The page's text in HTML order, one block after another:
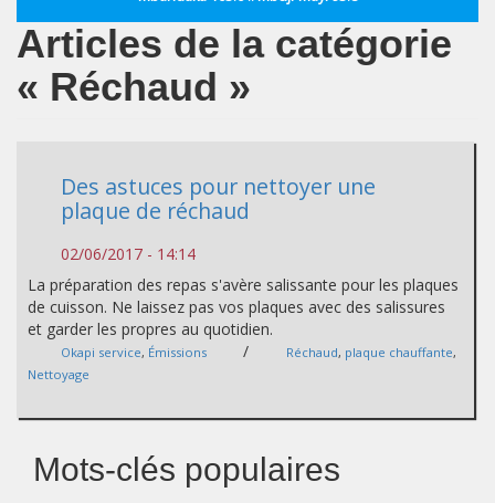
Articles de la catégorie
« Réchaud »
Des astuces pour nettoyer une
plaque de réchaud
02/06/2017 - 14:14
La préparation des repas s'avère salissante pour les plaques
de cuisson. Ne laissez pas vos plaques avec des salissures
et garder les propres au quotidien.
Okapi service, Émissions / Réchaud, plaque chauffante,
Nettoyage
Mots-clés populaires